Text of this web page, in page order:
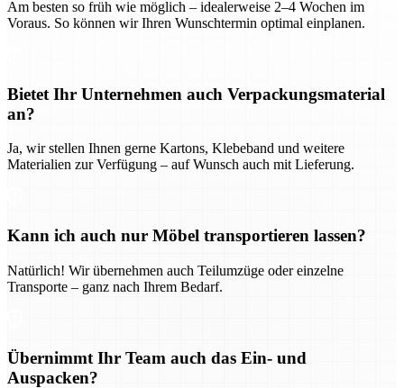
Am besten so früh wie möglich – idealerweise 2–4 Wochen im
Voraus. So können wir Ihren Wunschtermin optimal einplanen.
Bietet Ihr Unternehmen auch Verpackungsmaterial
an?
Ja, wir stellen Ihnen gerne Kartons, Klebeband und weitere
Materialien zur Verfügung – auf Wunsch auch mit Lieferung.
Kann ich auch nur Möbel transportieren lassen?
Natürlich! Wir übernehmen auch Teilumzüge oder einzelne
Transporte – ganz nach Ihrem Bedarf.
Übernimmt Ihr Team auch das Ein- und
Auspacken?